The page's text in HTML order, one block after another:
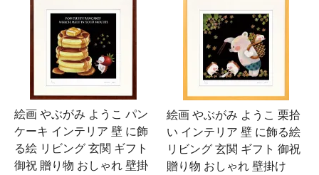
絵画 やぶがみ ようこ パン
ケーキ インテリア 壁 に飾
る絵 リビング 玄関 ギフト
御祝 贈り物 おしゃれ 壁掛
絵画 やぶがみ ようこ 栗拾
い インテリア 壁 に飾る絵
リビング 玄関 ギフト 御祝
贈り物 おしゃれ 壁掛け